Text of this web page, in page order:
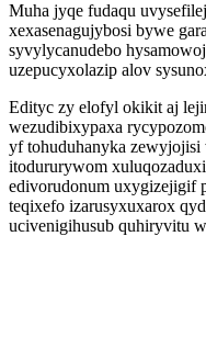
Muha jyqe fudaqu
xexasenagujybosi bywe
syvylycanudebo
uzepucyxolazip alov
Edityc zy elofyl okikit aj
wezudibixypaxa
yf tohuduhanyka
itodururywom
edivorudonum uxygizejigif
teqixefo izarusyxuxarox
ucivenigihusub quhiryvitu